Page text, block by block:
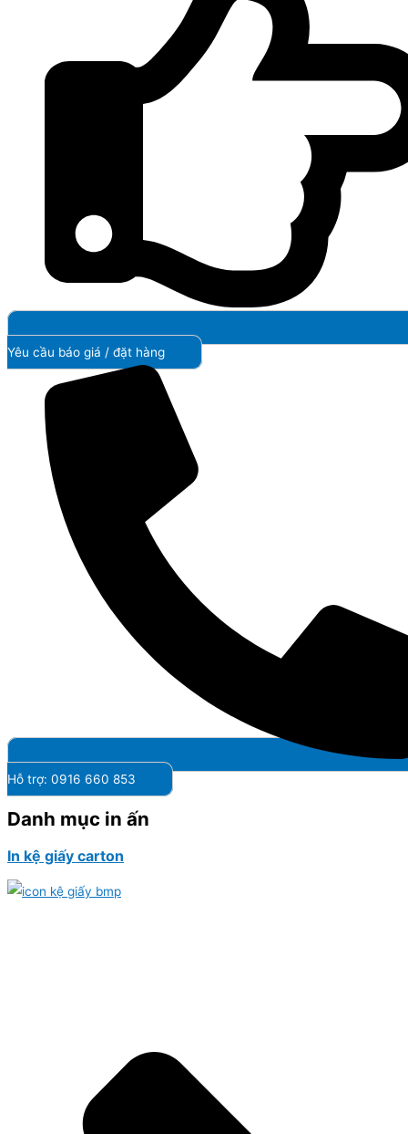
Yêu cầu báo giá / đặt hàng
Hỗ trợ: 0916 660 853
Danh mục in ấn
In kệ giấy carton